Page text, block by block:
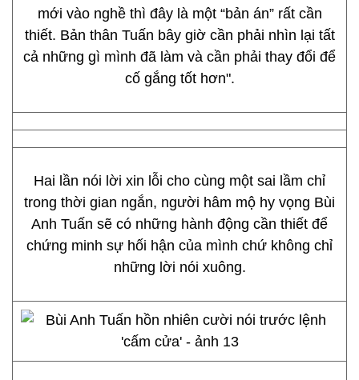
mới vào nghề thì đây là một “bản án” rất cần
thiết. Bản thân Tuấn bây giờ cần phải nhìn lại tất
cả những gì mình đã làm và cần phải thay đổi để
cố gắng tốt hơn".
Hai lần nói lời xin lỗi cho cùng một sai lầm chỉ
trong thời gian ngắn, người hâm mộ hy vọng Bùi
Anh Tuấn sẽ có những hành động cần thiết để
chứng minh sự hối hận của mình chứ không chỉ
những lời nói xuông.